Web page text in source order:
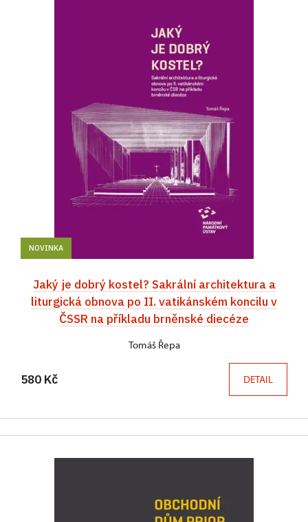
NOVINKA
Jaký je dobrý kostel? Sakrální architektura a
liturgická obnova po II. vatikánském koncilu v
ČSSR na příkladu brněnské diecéze
Tomáš Řepa
580 Kč DETAIL